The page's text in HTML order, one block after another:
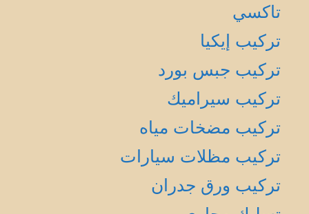
تاكسي
تركيب إيكيا
تركيب جبس بورد
تركيب سيراميك
تركيب مضخات مياه
تركيب مظلات سيارات
تركيب ورق جدران